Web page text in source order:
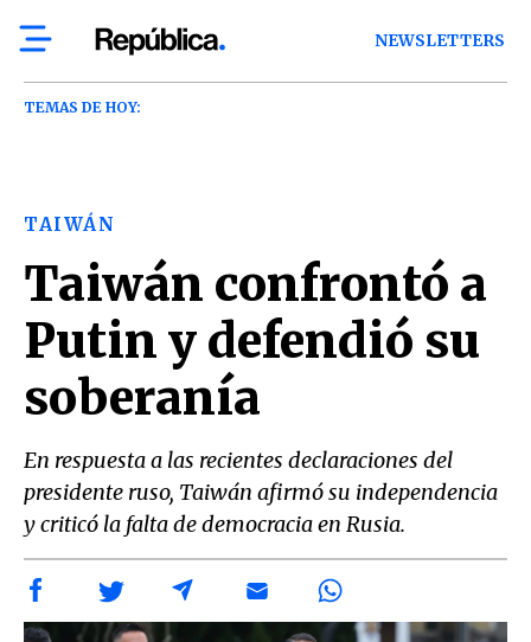
NEWSLETTERS
TEMAS DE HOY:
TAIWÁN
Taiwán confrontó a
Putin y defendió su
soberanía
En respuesta a las recientes declaraciones del
presidente ruso, Taiwán afirmó su independencia
y criticó la falta de democracia en Rusia.